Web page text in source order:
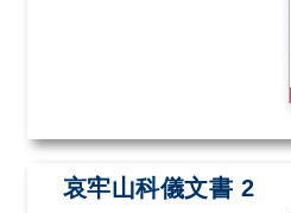
哀牢山科儀文書 2